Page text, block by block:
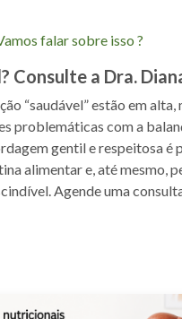
falar sobre isso ?
Consulte a Dra.
“saudável” estão em alta,
problemáticas com a
gentil e respeitosa é
alimentar e, até mesmo,
Agende uma